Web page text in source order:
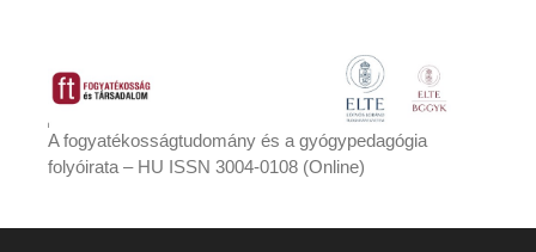
tartalomba
A fogyatékosságtudomány és a gyógypedagógia
folyóirata – HU ISSN 3004-0108 (Online)